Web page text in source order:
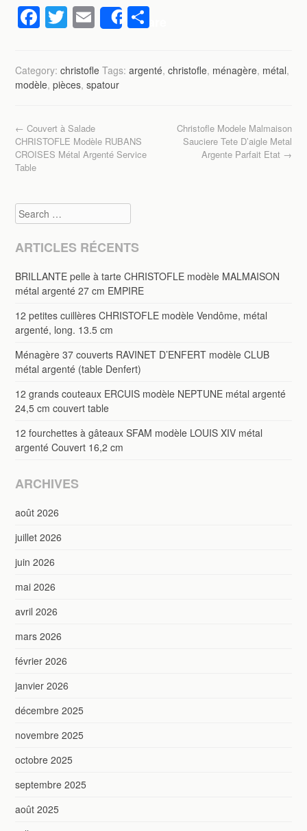
F
a
c
e
o
o
T
wi
tt
er
E
m
ail
Share
ta
g
Category:christofle Tags:argenté,christofle, ménagère, métal,
modèle,pièces,spatour
Post navigation
← Couvert à Salade
CHRISTOFLE Modèle RUBANS
CROISES Métal Argenté Service
Table
Christofle Modele Malmaison
Sauciere Tete D’aigle Metal
Argente Parfait Etat →
Search
ARTICLES RÉCENTS
BRILLANTE pelle à tarte CHRISTOFLE modèle MALMAISON
métal argenté 27 cm EMPIRE
12 petites cuillères CHRISTOFLE modèle Vendôme, métal
argenté, long. 13.5 cm
Ménagère 37 couverts RAVINET D’ENFERT modèle CLUB
métal argenté (table Denfert)
12 grands couteaux ERCUIS modèle NEPTUNE métal argenté
24,5 cm couvert table
12 fourchettes à gâteaux SFAM modèle LOUIS XIV métal
argenté Couvert 16,2 cm
ARCHIVES
août 2026
juillet 2026
juin 2026
mai 2026
avril 2026
mars 2026
février 2026
janvier 2026
décembre 2025
novembre 2025
octobre 2025
septembre 2025
août 2025